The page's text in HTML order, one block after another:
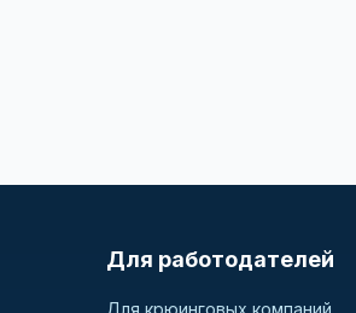
Для работодателей
Для крюинговых компаний